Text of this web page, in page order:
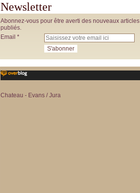
Newsletter
Abonnez-vous pour être averti des nouveaux articles
publiés.
Email
Chateau - Evans / Jura